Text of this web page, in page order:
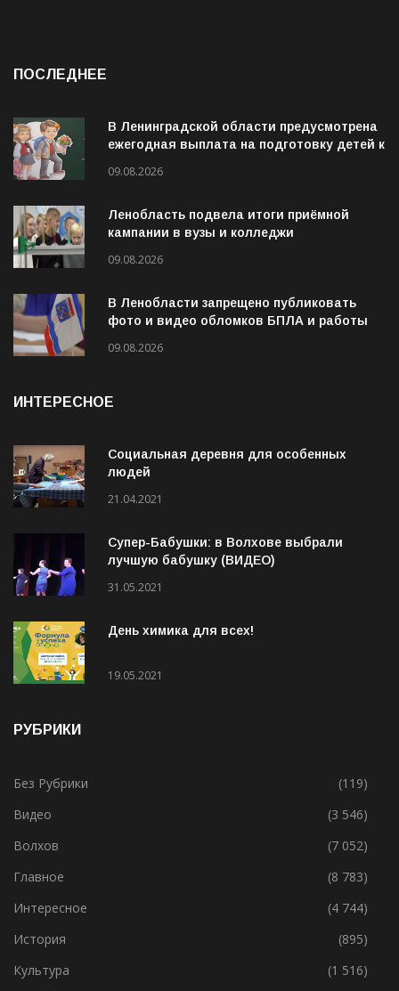
ПОСЛЕДНЕЕ
В Ленинградской области предусмотрена
ежегодная выплата на подготовку детей к
09.08.2026
Ленобласть подвела итоги приёмной
кампании в вузы и колледжи
09.08.2026
В Ленобласти запрещено публиковать
фото и видео обломков БПЛА и работы
09.08.2026
ИНТЕРЕСНОЕ
Социальная деревня для особенных
людей
21.04.2021
Супер-Бабушки: в Волхове выбрали
лучшую бабушку (ВИДЕО)
31.05.2021
День химика для всех!
19.05.2021
РУБРИКИ
Без Рубрики
(119)
Видео
(3 546)
Волхов
(7 052)
Главное
(8 783)
Интересное
(4 744)
История
(895)
Культура
(1 516)